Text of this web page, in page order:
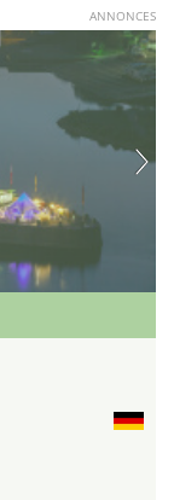
ANNONCES